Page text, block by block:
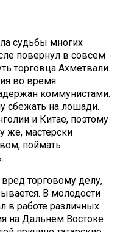
судьбы многих
повернул в совсем
торговца Ахметвали.
во время
коммунистами.
сбежать на лошади.
и Китае, поэтому
же, мастерски
поймать
торговому делу,
В молодости
в работе различных
на Дальнем Востоке